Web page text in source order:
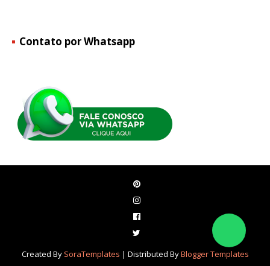
Contato por Whatsapp
Created By SoraTemplates | Distributed ByBlogger Templates